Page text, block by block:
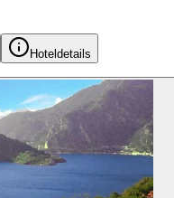
Hoteldetails